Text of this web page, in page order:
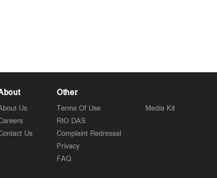
Us
Us
Other
Terms Of Use
RIO DAS
Complaint Redressal
Privacy
FAQ
Media Kit